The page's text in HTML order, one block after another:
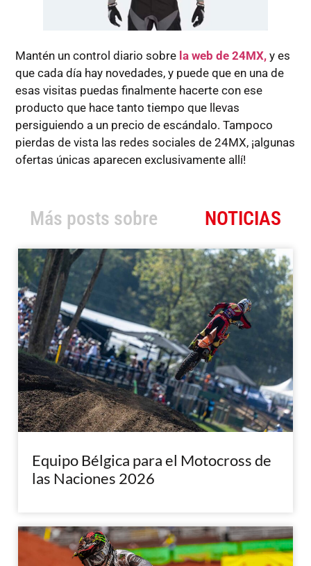
Mantén un control diario sobrela web de 24MX,y es
que cada día hay novedades, y puede que en una de
esas visitas puedas finalmente hacerte con ese
producto que hace tanto tiempo que llevas
persiguiendo a un precio de escándalo. Tampoco
pierdas de vista las redes sociales de 24MX, ¡algunas
ofertas únicas aparecen exclusivamente allí!
Más posts sobre NOTICIAS
Equipo Bélgica para el Motocross de
las Naciones 2026